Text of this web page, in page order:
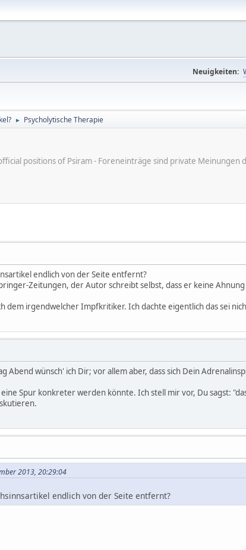
Neuigkeiten:
► Psycholytische Therapie
positions of Psiram - Foreneinträge sind private
endlich von der Seite entfernt?
Zeitungen, der Autor schreibt selbst, dass er keine
dem irgendwelcher Impfkritiker. Ich dachte eigentlich das sei
Abend wünsch' ich Dir; vor allem aber, dass sich Dein
Spur konkreter werden könnte. Ich stell mir vor, Du sagst:
2013, 20:29:04
endlich von der Seite entfernt?